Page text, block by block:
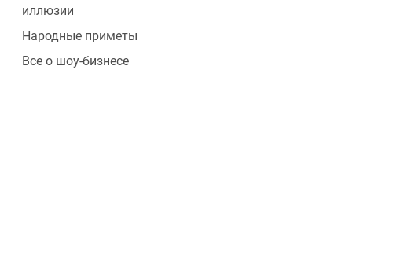
иллюзии
Народные приметы
Все о шоу-бизнесе